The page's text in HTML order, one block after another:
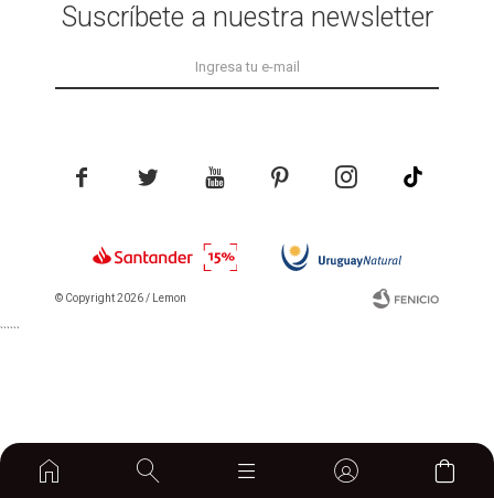
home 
Suscríbete a nuestra newsletter
    
© Copyright 2026 / Lemon
Fenicio
``````